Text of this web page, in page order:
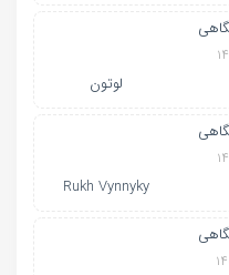
لوتون
Rukh Vynnyky